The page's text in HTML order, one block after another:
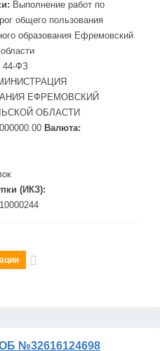
Выполнение работ по
общего пользования
образования Ефремовский
44-ФЗ
ЕФРЕМОВСКИЙ
ОБЛАСТИ
Валюта:
(ИКЗ):
№32616124698